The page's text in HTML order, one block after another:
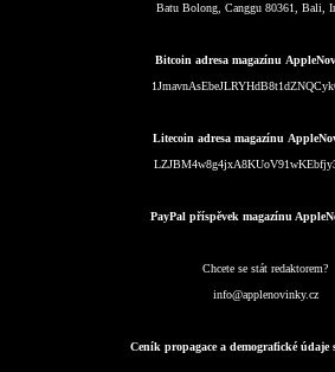
Batu Bolong, Canggu 80361, Bali,
Bitcoin adresa magazínu
Litecoin adresa magazínu
PayPal příspěvek magazínu
Chcete se stát redaktorem?
info@applenovinky.cz
Ceník propagace a demografické údaje